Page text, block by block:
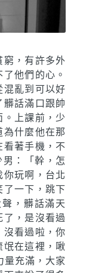
窮，有許多外
他們的心。
混亂到可以好
話滿口跟帥
上課前，少
什麼他在那
著手機，不
：「幹，怎
玩啊，台北
了一下，跳下
，髒話滿天
，是沒看過
沒看過啦，你
氓在這裡，啾
量充滿，大家